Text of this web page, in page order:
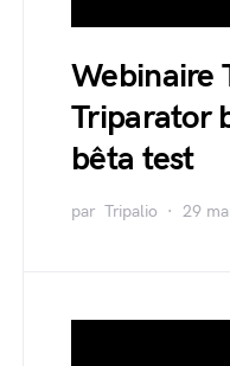
Webinaire
Triparator
bêta test
par Tripalio 29